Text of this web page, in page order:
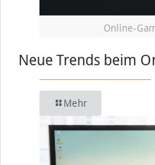
Online-
Neue Trends beim
Mehr